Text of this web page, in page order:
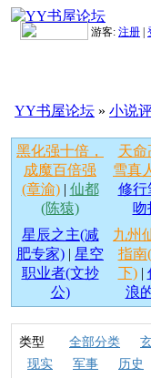
游客: 注册
YY书屋论坛 » 小说
黑化强十倍，
成魔百倍强
(章渝)| 仙都
(陈猿)
天命
雪真
修行
吻
星辰之主(减
肥专家) | 星空
职业者(文抄
公)
九州
指南
下)|
浪
类型 全部分类
现实
军事 历史